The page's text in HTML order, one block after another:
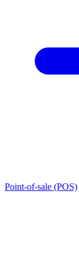
Point-of-sale (POS)